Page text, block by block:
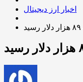
اخبار ارز دیجیتال